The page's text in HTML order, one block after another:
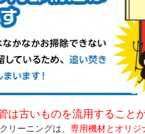
古いものを流用すること
リーニングは、 専用機材とオリジ